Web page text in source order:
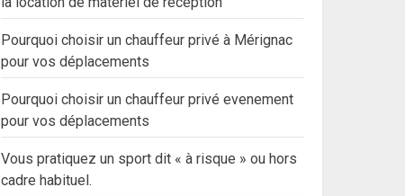
Pourquoi choisir un chauffeur privé à Mérignac
pour vos déplacements
Pourquoi choisir un chauffeur privé evenement
pour vos déplacements
Vous pratiquez un sport dit « à risque » ou hors
cadre habituel.